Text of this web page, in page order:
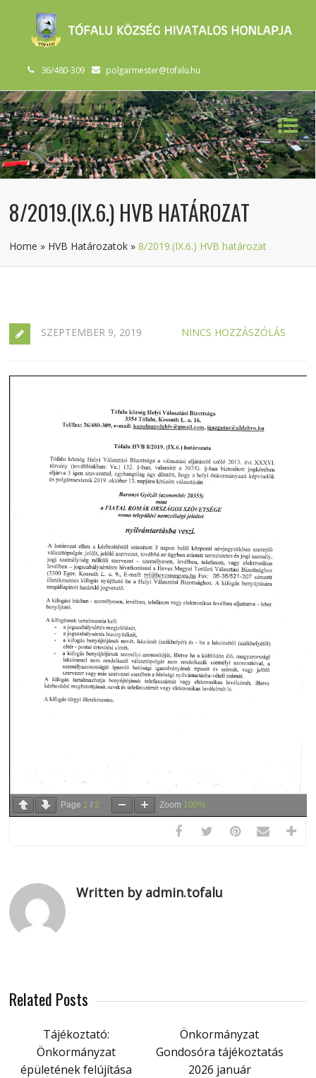
36/480-309 polgarmester@tofalu.hu
8/2019.(IX.6.) HVB HATÁROZAT
Home » HVB Határozatok » 8/2019.(IX.6.) HVB határozat
SZEPTEMBER 9, 2019 NINCS HOZZÁSZÓLÁS
Page 1 / 2 Zoom 100%
Written by admin.tofalu
Related Posts
Tájékoztató:
Önkormányzat
épületének felújítása
Önkormányzat
Gondosóra tájékoztatás
2026 január